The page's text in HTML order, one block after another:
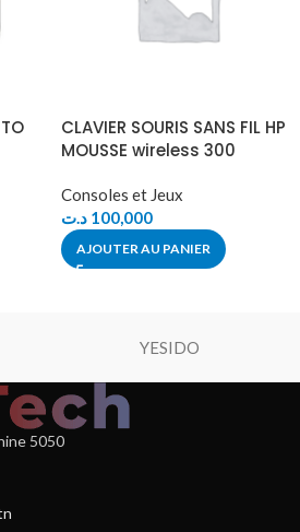
CLAVIER SOURIS SANS FIL HP
MOUSSE wireless 300
Consoles et Jeux
100,000 د.ت
AJOUTER AU PANIER
YESIDO
5050